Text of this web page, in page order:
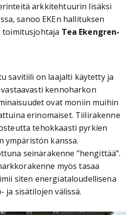
arkkitehtuurin lisäksi
sanoo EKEn hallituksen
toimitusjohtaja Tea Ekengren-
savitiili on laajalti käytetty ja
kennoharkon
ovat moniin muihin
erinomaiset. Tiilirakenne
tehokkaasti pyrkien
ympäristön kanssa.
seinärakenne ”hengittää”.
myös tasaa
siten energiataloudellisena
ja sisätilojen välissä.